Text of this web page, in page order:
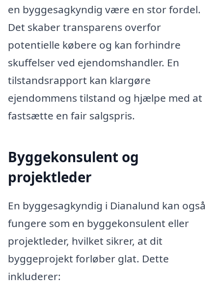
en byggesagkyndig være en stor fordel.
Det skaber transparens overfor
potentielle købere og kan forhindre
skuffelser ved ejendomshandler. En
tilstandsrapport kan klargøre
ejendommens tilstand og hjælpe med at
fastsætte en fair salgspris.
Byggekonsulent og
projektleder
En byggesagkyndig i Dianalund kan også
fungere som en byggekonsulent eller
projektleder, hvilket sikrer, at dit
byggeprojekt forløber glat. Dette
inkluderer: